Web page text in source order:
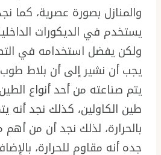
والمنازل بصورة عصرية، كما
يستخدم في الديكورات
ولكن يفضل استخدامه في
يجب أن نشير إلى أن بلاط طوب
يتم صناعته من أحد أنواع
طين الكاولين، كذلك نجد أنه
بالحرارة، لذلك نجد أن من أهم
جده أنه مقاوم للحرارة،